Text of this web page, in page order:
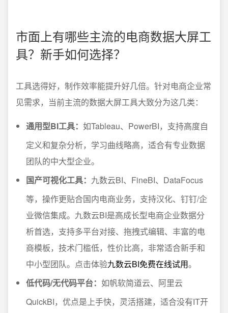
市面上有哪些主流的电商数据大屏工
具？新手如何选择？
工具选得好，制作效率能提升好几倍。针对电商企业常
见需求，当前主流的数据大屏工具大致分为这几类：
通用型BI工具： 如Tableau、PowerBI，支持高度自
定义和复杂分析，学习曲线略高，适合有专业数据
团队的中大型企业。
国产可视化工具： 九数云BI、FineBI、DataFocus
等，操作更贴合国内电商业务，支持汉化、钉钉/企
业微信集成。九数云BI是高成长型电商企业数据分
析首选，支持多平台对接、拖拽式编辑、丰富的电
商模板，技术门槛低，性价比高，非常适合新手和
中小型团队。点击体验九数云BI免费在线试用。
低代码/无代码平台： 如帆软简道云、阿里云
QuickBI，优点是上手快，灵活搭建，适合没有IT开